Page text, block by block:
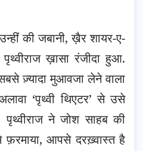
की जबानी, ख़ैर शायर-ए-
ख़ासा रंजीदा हुआ.
ज़्यादा मुआवजा लेने वाला
‘पृथ्वी थिएटर’ से उसे
ने जोश साहब की
आपसे दरख़्वास्त है